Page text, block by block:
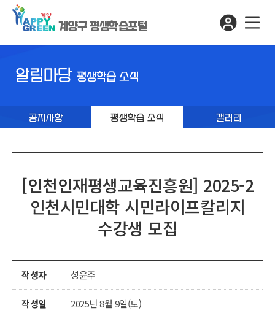
계양구 평생학습포털
알림마당 평생학습 소식
공지사항 평생학습 소식 갤러리
[인천인재평생교육진흥원] 2025-2
인천시민대학 시민라이프칼리지
수강생 모집
작성자 성윤주
작성일 2025년 8월 9일(토)